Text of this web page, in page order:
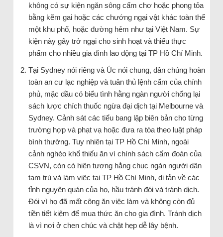
không có sự kiện ngăn sông cấm chơ hoặc phong tỏa
bằng kẽm gai hoặc các chướng ngại vật khác toàn thể
một khu phố, hoặc đường hẻm như tại Việt Nam. Sự
kiện này gây trở ngại cho sinh hoạt và thiếu thực
phẩm cho nhiều gia đình lao động tại TP Hồ Chí Minh.
Tại Sydney nói riêng và Úc nói chung, dân chúng hoàn
toàn an cư lạc nghiệp và tuân thủ lệnh cấm của chính
phủ, mặc dầu có biểu tình hằng ngàn người chống lại
sách lược chích thuốc ngừa đại dịch tại Melbourne và
Sydney. Cảnh sát các tiểu bang lập biên bản cho từng
trường hợp và phạt vạ hoặc đưa ra tòa theo luật pháp
bình thường. Tuy nhiên tại TP Hồ Chí Minh, ngoài
cảnh nghèo khổ thiếu ăn vì chính sách cấm đoán của
CSVN, còn có hiện tượng hằng chục ngàn người dân
tạm trú và làm việc tại TP Hồ Chí Minh, di tản về các
tỉnh nguyên quán của họ, hầu tránh đói và tránh dịch.
Đói vì họ đã mất công ăn việc làm và không còn đủ
tiền tiết kiệm để mua thức ăn cho gia đình. Tránh dịch
là vì nơi ở chen chúc và chật hẹp dễ lây bệnh.